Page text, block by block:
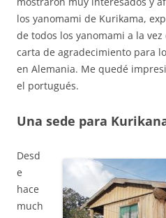
los yanomami de Kurikama,
de todos los yanomami a la
carta de agradecimiento para
en Alemania. Me quedé
el portugués.
Una sede para
Desd
e
hace
much